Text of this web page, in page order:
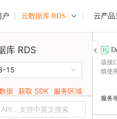
户 云数据库 RDS 云产品
库 RDS
15
据 获取 SDK 服务区域
该接
慎使
服务